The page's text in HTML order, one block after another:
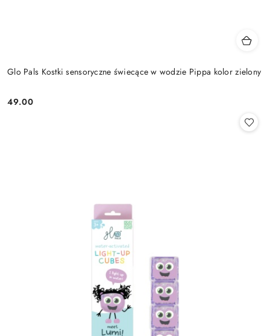
Glo Pals Kostki sensoryczne świecące w wodzie Pippa kolor zielony
Cena:
49.00